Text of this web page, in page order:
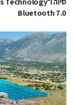
Bluetooth 7.0